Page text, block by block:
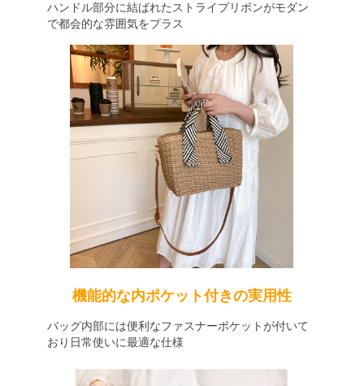
ハンドル部分に結ばれたストライプリボンがモダン
で都会的な雰囲気をプラス
機能的な内ポケット付きの実用性
バッグ内部には便利なファスナーポケットが付いて
おり日常使いに最適な仕様